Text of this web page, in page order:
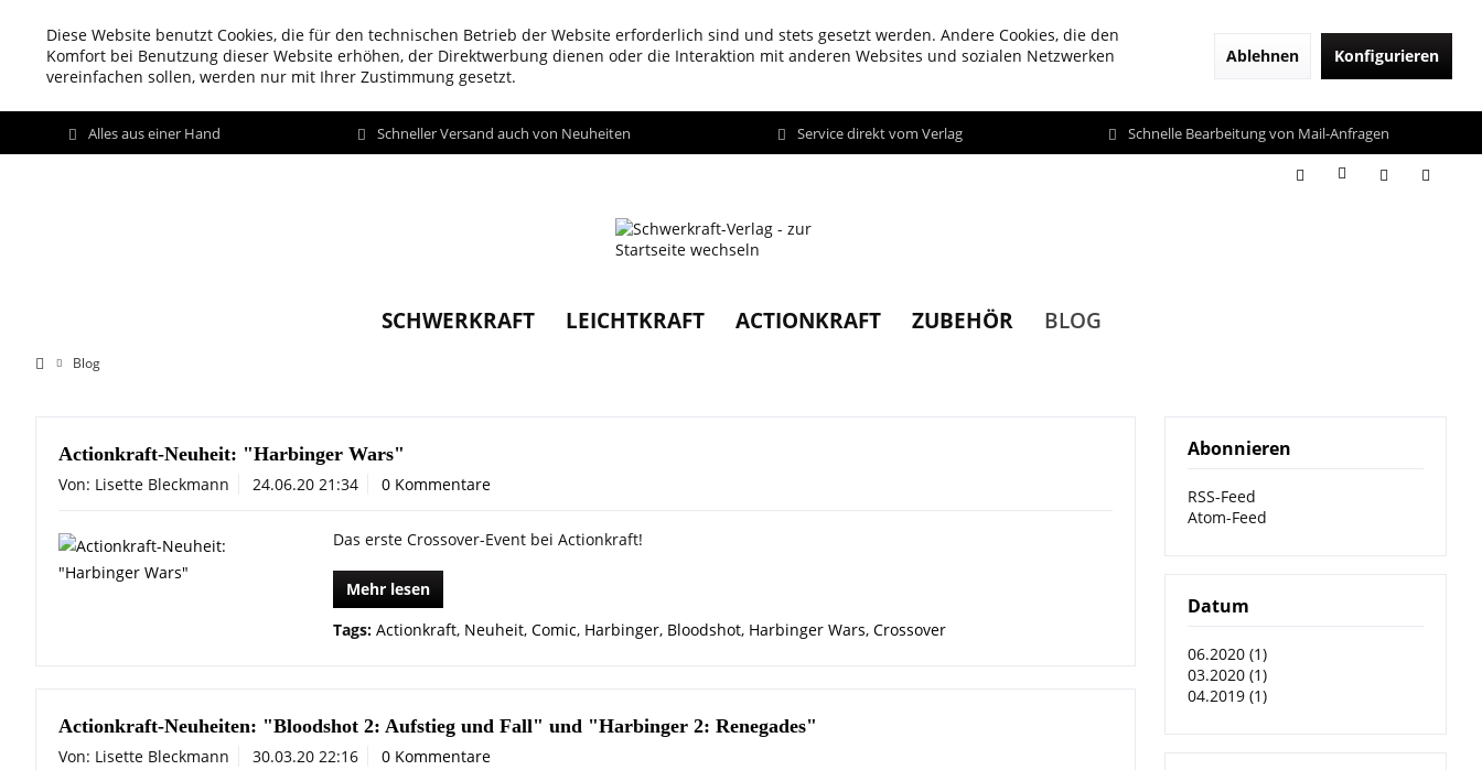
Diese Website benutzt Cookies, die für den technischen Betrieb der Website erforderlich sind und stets gesetzt werden. Andere Cookies, die den
Komfort bei Benutzung dieser Website erhöhen, der Direktwerbung dienen oder die Interaktion mit anderen Websites und sozialen Netzwerken
vereinfachen sollen, werden nur mit Ihrer Zustimmung gesetzt.
Ablehnen Konfigurieren
Alles aus einer Hand Schneller Versand auch von Neuheiten Service direkt vom Verlag Schnelle Bearbeitung von Mail-Anfragen
SCHWERKRAFT LEICHTKRAFT ACTIONKRAFT ZUBEHÖR BLOG
Blog
Abonnieren
RSS-Feed
Atom-Feed
Datum
06.2020 (1)
03.2020 (1)
04.2019 (1)
Actionkraft-Neuheit: "Harbinger Wars"
Von: Lisette Bleckmann 24.06.20 21:34 0 Kommentare
Das erste Crossover-Event bei Actionkraft!
Mehr lesen
Tags: Actionkraft, Neuheit, Comic, Harbinger, Bloodshot, Harbinger Wars, Crossover
Actionkraft-Neuheiten: "Bloodshot 2: Aufstieg und Fall" und "Harbinger 2: Renegades"
Von: Lisette Bleckmann 30.03.20 22:16 0 Kommentare